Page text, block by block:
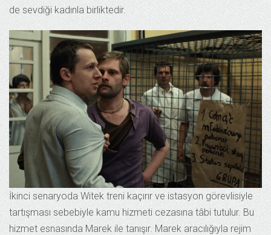
de sevdiği kadınla birliktedir.
İkinci senaryoda Witek treni kaçırır ve istasyon görevlisiyle
tartışması sebebiyle kamu hizmeti cezasına tâbi tutulur. Bu
hizmet esnasında Marek ile tanışır. Marek aracılığıyla rejim